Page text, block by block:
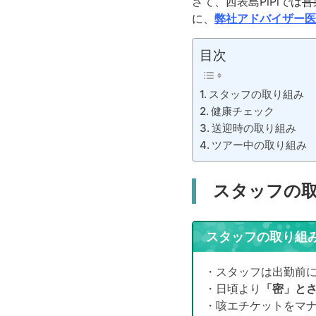
に、 弊社アドバイザー
目次
スタッフの取り組み
健康チェック
送迎時の取り組み
ツアー中の取り組み
スタッフの
スタッフの取り組
・スタッフは出勤前
・日頃より
「密」と
・咳エチケットをマ